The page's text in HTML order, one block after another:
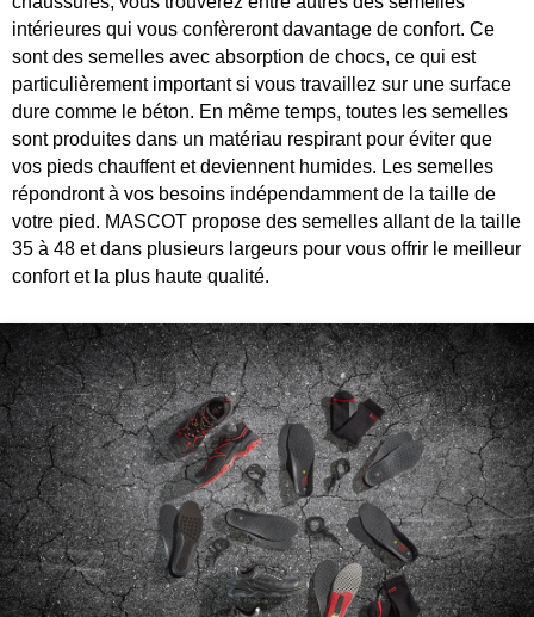
intérieures qui vous confèreront davantage de confort. Ce
sont des semelles avec absorption de chocs, ce qui est
particulièrement important si vous travaillez sur une surface
dure comme le béton. En même temps, toutes les semelles
sont produites dans un matériau respirant pour éviter que
vos pieds chauffent et deviennent humides. Les semelles
répondront à vos besoins indépendamment de la taille de
votre pied. MASCOT propose des semelles allant de la taille
35 à 48 et dans plusieurs largeurs pour vous offrir le meilleur
confort et la plus haute qualité.